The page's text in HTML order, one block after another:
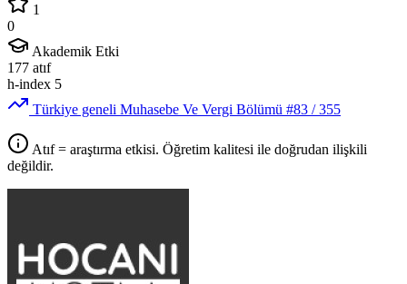
1
0
Akademik Etki
177 atıf
h-index 5
Türkiye geneli Muhasebe Ve Vergi Bölümü #83 / 355
Atıf = araştırma etkisi. Öğretim kalitesi ile doğrudan ilişkili
değildir.